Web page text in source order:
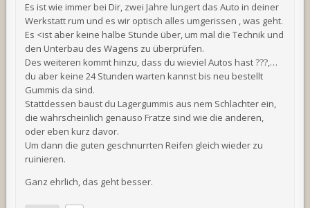
Es ist wie immer bei Dir, zwei Jahre lungert das Auto in deiner
Werkstatt rum und es wir optisch alles umgerissen , was geht.
Es <ist aber keine halbe Stunde über, um mal die Technik und
den Unterbau des Wagens zu überprüfen.
Des weiteren kommt hinzu, dass du wieviel Autos hast ???,…
du aber keine 24 Stunden warten kannst bis neu bestellt
Gummis da sind.
Stattdessen baust du Lagergummis aus nem Schlachter ein,
die wahrscheinlich genauso Fratze sind wie die anderen,
oder eben kurz davor.
Um dann die guten geschnurrten Reifen gleich wieder zu
ruinieren.
Ganz ehrlich, das geht besser.